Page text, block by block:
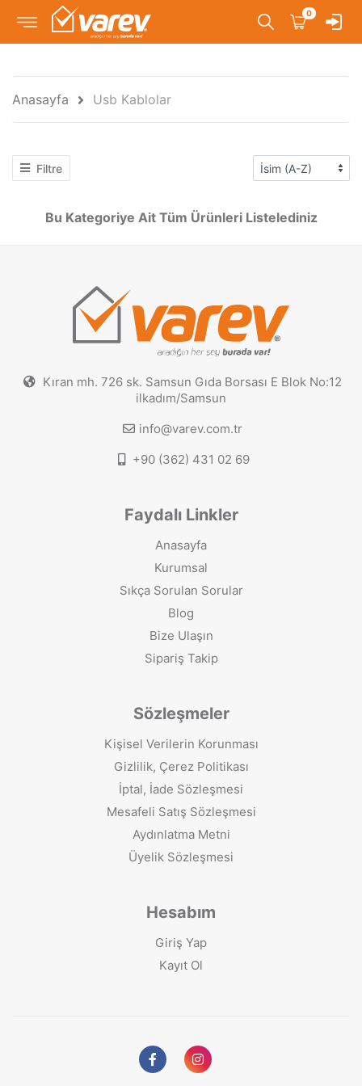
0
Anasayfa Usb Kablolar
Filtre
Bu Kategoriye Ait Tüm Ürünleri Listelediniz
Kıran mh. 726 sk. Samsun Gıda Borsası E Blok No:12
ilkadım/Samsun
info@varev.com.tr
+90 (362) 431 02 69
Faydalı Linkler
Anasayfa
Kurumsal
Sıkça Sorulan Sorular
Blog
Bize Ulaşın
Sipariş Takip
Sözleşmeler
Kişisel Verilerin Korunması
Gizlilik, Çerez Politikası
İptal, İade Sözleşmesi
Mesafeli Satış Sözleşmesi
Aydınlatma Metni
Üyelik Sözleşmesi
Hesabım
Giriş Yap
Kayıt Ol